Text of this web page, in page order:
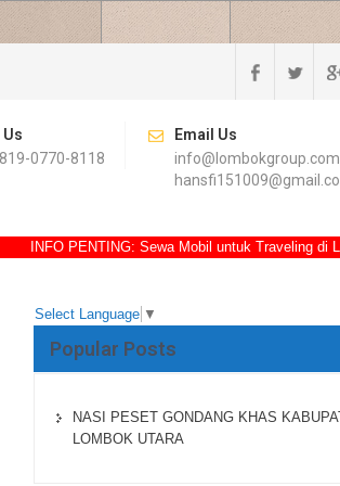
Us
0770-8118
Email Us
info@lombokgroup.com
PENTING: Sewa Mobil untuk Traveling di
Select Language ▼
Popular Posts
NASI PESET GONDANG KHAS
LOMBOK UTARA